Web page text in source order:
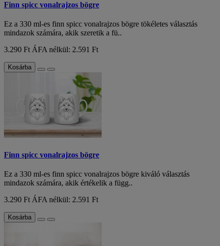
Finn spicc vonalrajzos bögre
Ez a 330 ml-es finn spicc vonalrajzos bögre tökéletes választás
mindazok számára, akik szeretik a fü..
3.290 Ft ÁFA nélkül: 2.591 Ft
Kosárba
Finn spicc vonalrajzos bögre
Ez a 330 ml-es finn spicc vonalrajzos bögre kiváló választás
mindazok számára, akik értékelik a függ..
3.290 Ft ÁFA nélkül: 2.591 Ft
Kosárba